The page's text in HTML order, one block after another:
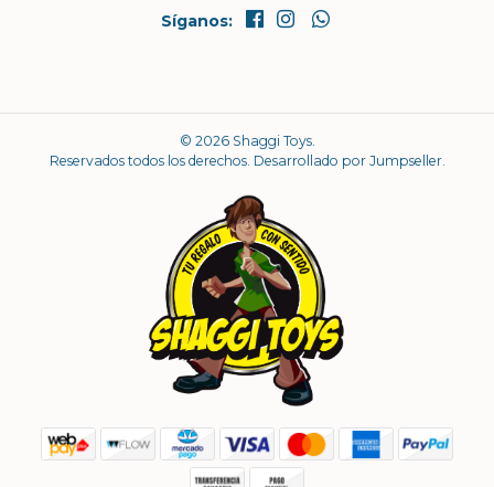
Síganos:
© 2026 Shaggi Toys.
Reservados todos los derechos. Desarrollado por Jumpseller.